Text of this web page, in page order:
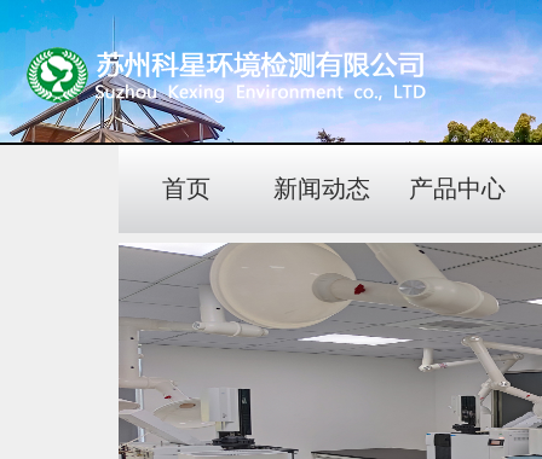
首页 新闻动态 产品中心